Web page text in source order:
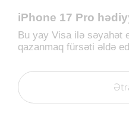
iPhone 17 Pro
Bu yay Visa ilə səyahət
qazanmaq fürsəti əldə